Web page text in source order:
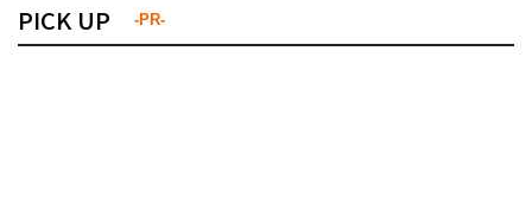
PICK UP -PR-